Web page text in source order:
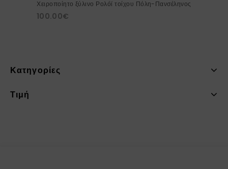
Χειροποίητο ξύλινο Ρολόϊ τοίχου Πόλη-Πανσέληνος
100.00€
Κατηγορίες
Τιμή